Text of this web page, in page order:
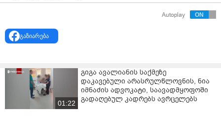
"იმდენი საშინელი ამბავი ხდება რომ ფბ ერთ დიდ
ძალიან იშვიათად შემოვდივარ აქ, იშვიათდ ვწერ
რამეს.
უბრალოდ დამანგრია!!!
უკვე ორი დღე გავიდა, სამარტოო საკანში მყოფ
პატიმარს სასტიკად გაუსწორდნენ და თითქოს არც
არაფერი მომხდარა და ჩვეულებრივი ამბავია. სულ
Autoplay
გაზიარება
01:22
გიგა ავალიანის საქმეზე
დაკავებული არასრულწლოვნის, ნია
იმნაძის ადვოკატი, საავადმყოფოში
გადაღებულ კადრებს ავრცელებს